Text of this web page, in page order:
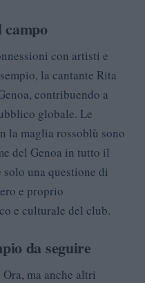
campo
con artisti e
la cantante Rita
contribuendo a
globale. Le
la maglia rossoblù sono
del Genoa in tutto il
solo una questione di
e proprio
e culturale del club.
da seguire
ma anche altri